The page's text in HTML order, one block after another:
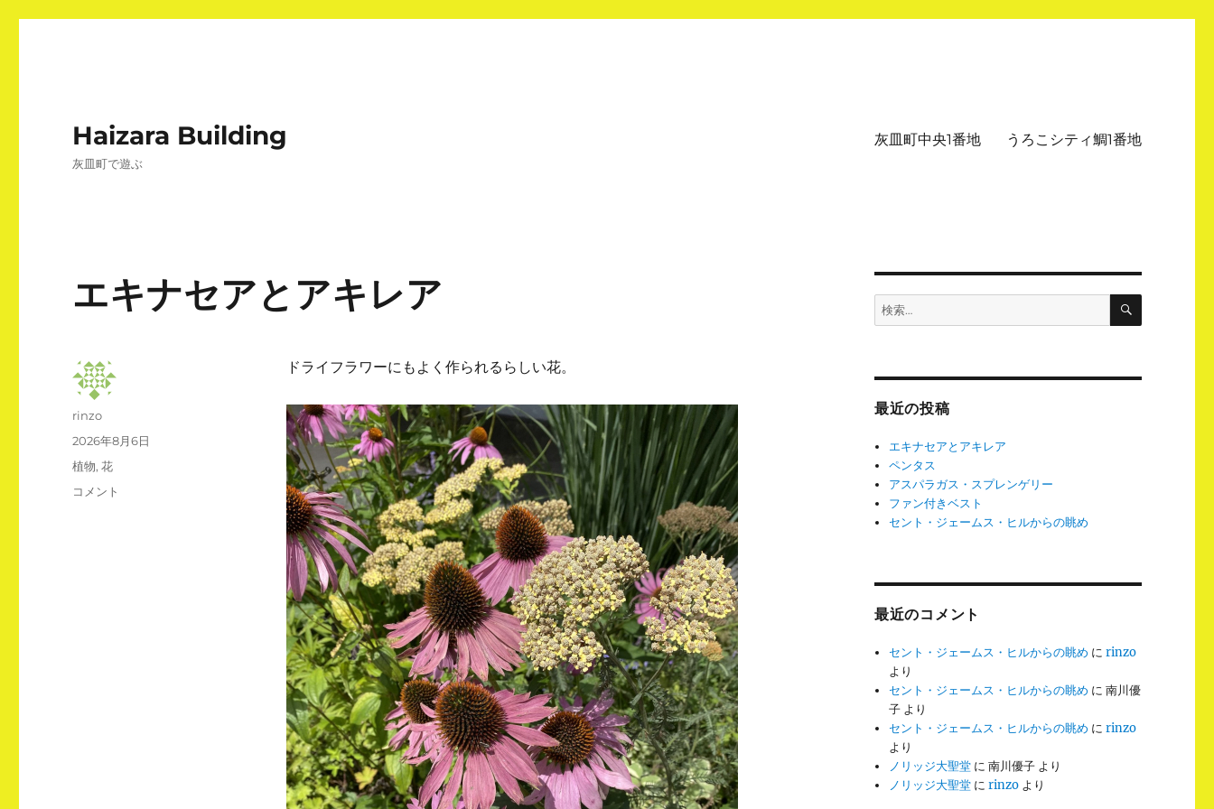
Haizara Building
灰皿町で遊ぶ
灰皿町中央1番地 うろこシティ鯛1番地
エキナセアとアキレア
ドライフラワーにもよく作られるらしい花。
投
rinzo
投
稿
2026年8月6日
カ
植物,花
エ
コメント
検
索:
検
最近の投稿
エキナセアとアキレア
ペンタス
アスパラガス・スプレンゲリー
ファン付きベスト
セント・ジェームス・ヒルからの眺め
最近のコメント
セント・ジェームス・ヒルからの眺め にrinzo
より
セント・ジェームス・ヒルからの眺め に南川優
子 より
セント・ジェームス・ヒルからの眺め にrinzo
より
ノリッジ大聖堂 に南川優子 より
ノリッジ大聖堂 にrinzo より